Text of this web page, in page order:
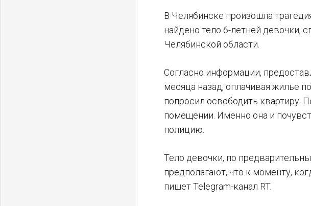
В Челябинске произошла
найдено тело 6-летней девочки,
Челябинской области.
Согласно информации,
месяца назад, оплачивая жилье
попросил освободить квартиру.
помещении. Именно она и
полицию.
Тело девочки, по
предполагают, что к моменту,
пишет Telegram-канал RT.